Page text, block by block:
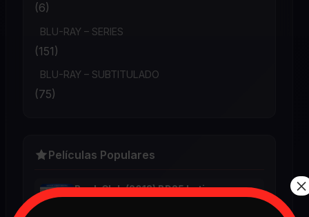
(6)
BLU-RAY – SERIES
(151)
BLU-RAY – SUBTITULADO
(75)
Películas Populares
Book Club (2018) BD25 Latino ×